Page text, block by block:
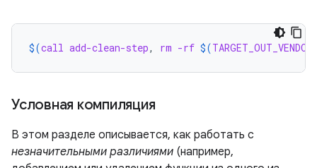
$(call add-clean-step, rm -rf $(TARGET_OUT_VENDOR
Условная компиляция
В этом разделе описывается, как работать с
незначительными различиями (например,